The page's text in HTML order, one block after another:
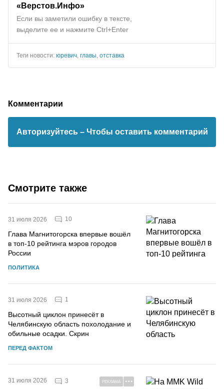
«Верстов.Инфо»
Если вы заметили ошибку в тексте,
выделите ее и нажмите Ctrl+Enter
Теги новости: юревич главы отставка
Комментарии
Авторизуйтесь – Чтобы оставить комментарий
Смотрите также
31 июля 2026 10
Глава Магнитогорска впервые вошёл
в топ-10 рейтинга мэров городов
России
ПОЛИТИКА
31 июля 2026 1
Высотный циклон принесёт в
Челябинскую область похолодание и
обильные осадки. Скрин
ПЕРЕД ФАКТОМ
31 июля 2026 3 РЕКЛАМА